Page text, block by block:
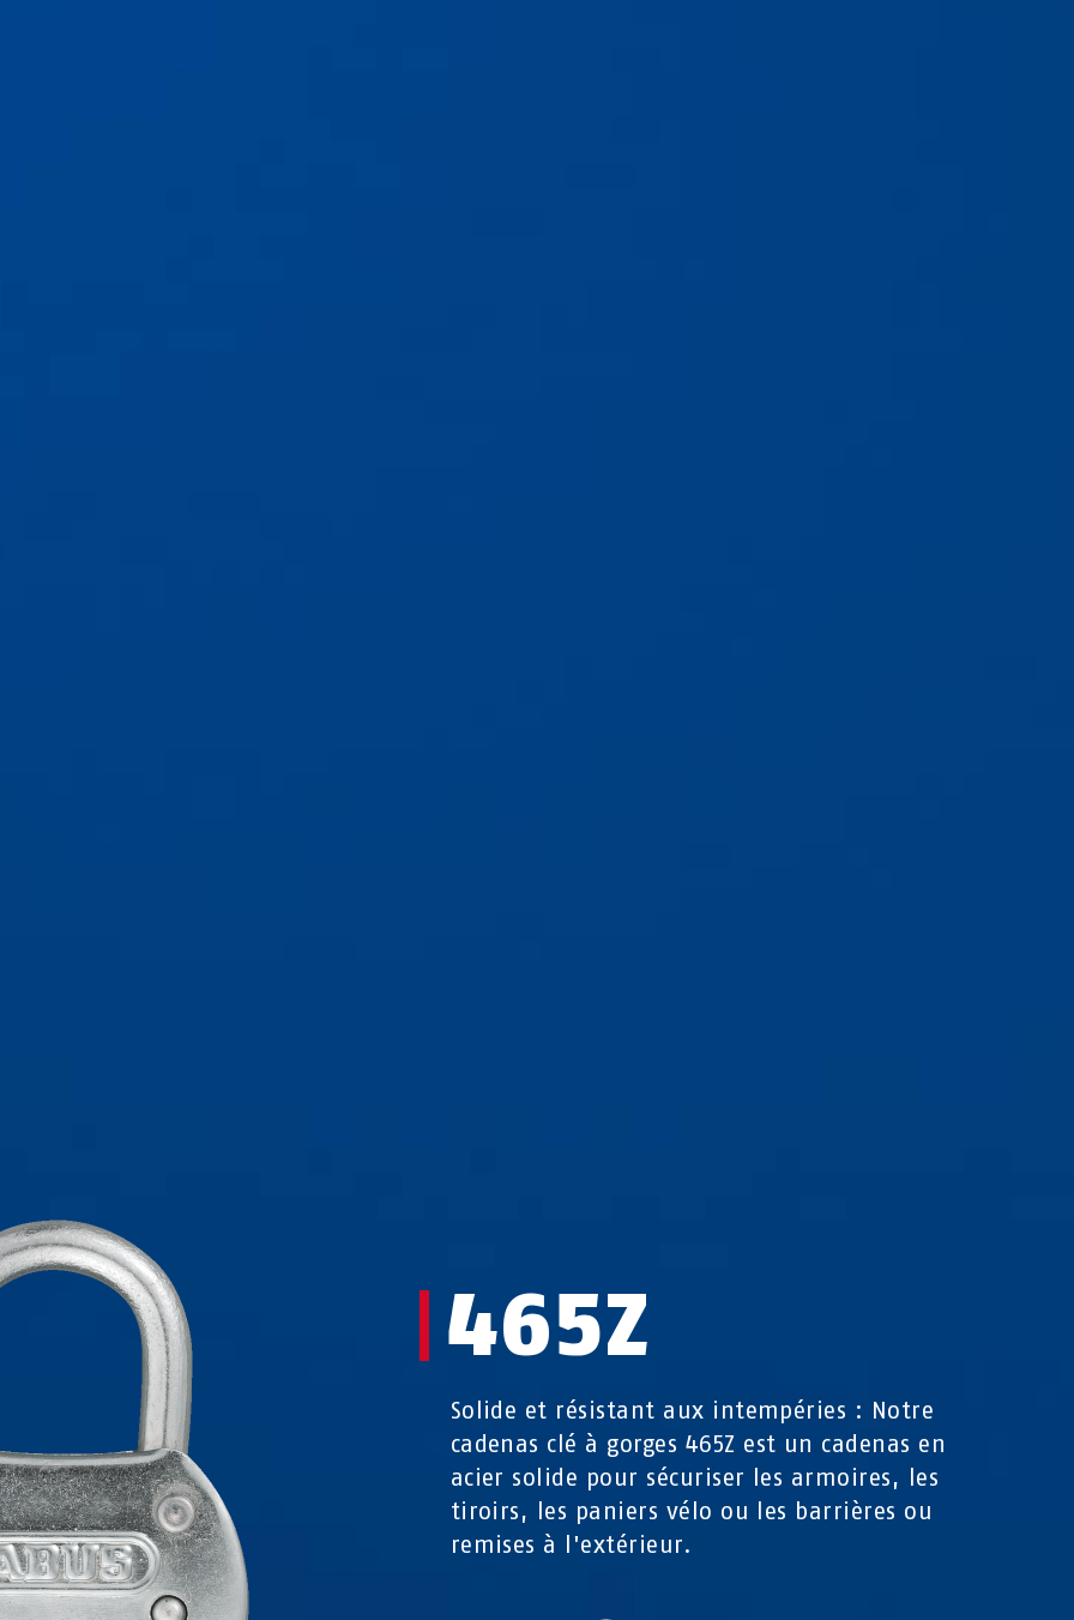
465Z
Solide et résistant aux intempéries : Notre
cadenas clé à gorges 465Z est un cadenas en
acier solide pour sécuriser les armoires, les
tiroirs, les paniers vélo ou les barrières ou
remises à l'extérieur.